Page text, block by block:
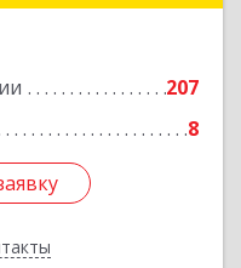
207
8